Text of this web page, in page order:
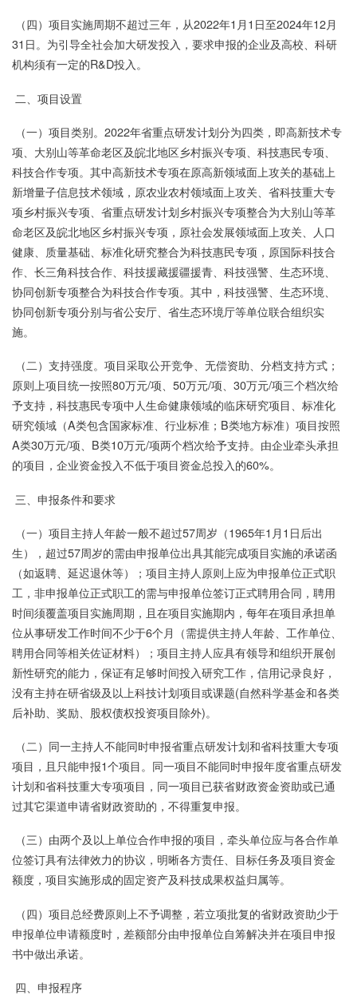
（四）项目实施周期不超过三年，从2022年1月1日至2024年12月
31日。为引导全社会加大研发投入，要求申报的企业及高校、科研
机构须有一定的R&D投入。
二、项目设置
（一）项目类别。2022年省重点研发计划分为四类，即高新技术专
项、大别山等革命老区及皖北地区乡村振兴专项、科技惠民专项、
科技合作专项。其中高新技术专项在原高新领域面上攻关的基础上
新增量子信息技术领域，原农业农村领域面上攻关、省科技重大专
项乡村振兴专项、省重点研发计划乡村振兴专项整合为大别山等革
命老区及皖北地区乡村振兴专项，原社会发展领域面上攻关、人口
健康、质量基础、标准化研究整合为科技惠民专项，原国际科技合
作、长三角科技合作、科技援藏援疆援青、科技强警、生态环境、
协同创新专项整合为科技合作专项。其中，科技强警、生态环境、
协同创新专项分别与省公安厅、省生态环境厅等单位联合组织实
施。
（二）支持强度。项目采取公开竞争、无偿资助、分档支持方式；
原则上项目统一按照80万元/项、50万元/项、30万元/项三个档次给
予支持，科技惠民专项中人生命健康领域的临床研究项目、标准化
研究领域（A类包含国家标准、行业标准；B类地方标准）项目按照
A类30万元/项、B类10万元/项两个档次给予支持。由企业牵头承担
的项目，企业资金投入不低于项目资金总投入的60%。
三、申报条件和要求
（一）项目主持人年龄一般不超过57周岁（1965年1月1日后出
生），超过57周岁的需由申报单位出具其能完成项目实施的承诺函
（如返聘、延迟退休等）；项目主持人原则上应为申报单位正式职
工，非申报单位正式职工的需与申报单位签订正式聘用合同，聘用
时间须覆盖项目实施周期，且在项目实施期内，每年在项目承担单
位从事研发工作时间不少于6个月（需提供主持人年龄、工作单位、
聘用合同等相关佐证材料）；项目主持人应具有领导和组织开展创
新性研究的能力，保证有足够时间投入研究工作，信用记录良好，
没有主持在研省级及以上科技计划项目或课题(自然科学基金和各类
后补助、奖励、股权债权投资项目除外)。
（二）同一主持人不能同时申报省重点研发计划和省科技重大专项
项目，且只能申报1个项目。同一项目不能同时申报年度省重点研发
计划和省科技重大专项项目，同一项目已获省财政资金资助或已通
过其它渠道申请省财政资助的，不得重复申报。
（三）由两个及以上单位合作申报的项目，牵头单位应与各合作单
位签订具有法律效力的协议，明晰各方责任、目标任务及项目资金
额度，项目实施形成的固定资产及科技成果权益归属等。
（四）项目总经费原则上不予调整，若立项批复的省财政资助少于
申报单位申请额度时，差额部分由申报单位自筹解决并在项目申报
书中做出承诺。
四、申报程序